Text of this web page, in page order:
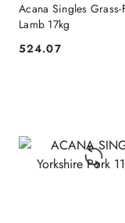
Acana Singles Grass-
Lamb 17kg
Cena:
524.07